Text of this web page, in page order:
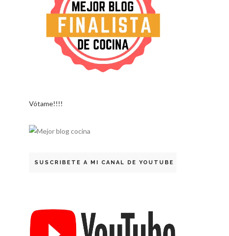
Vótame!!!!
SUSCRIBETE A MI CANAL DE YOUTUBE